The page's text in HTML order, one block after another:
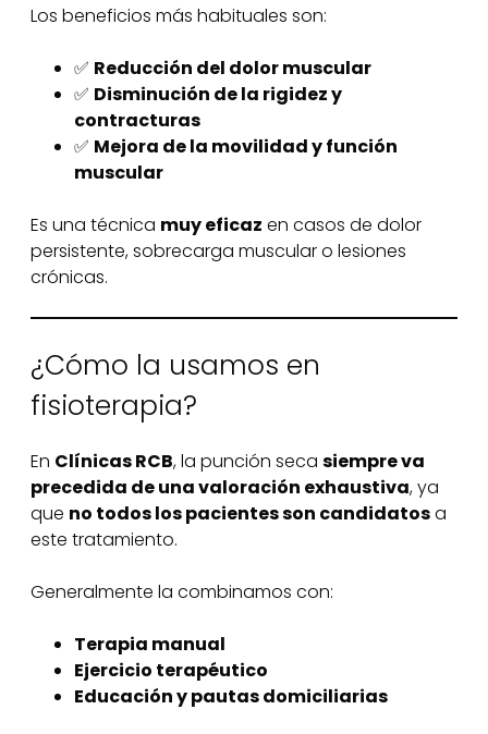
Los beneficios más habituales son:
✅ Reducción del dolor muscular
✅ Disminución de la rigidez y
contracturas
✅ Mejora de la movilidad y función
muscular
Es una técnica muy eficaz en casos de dolor
persistente, sobrecarga muscular o lesiones
crónicas.
¿Cómo la usamos en
fisioterapia?
En Clínicas RCB, la punción seca siempre va
precedida de una valoración exhaustiva, ya
que no todos los pacientes son candidatosa
este tratamiento.
Generalmente la combinamos con:
Terapia manual
Ejercicio terapéutico
Educación y pautas domiciliarias